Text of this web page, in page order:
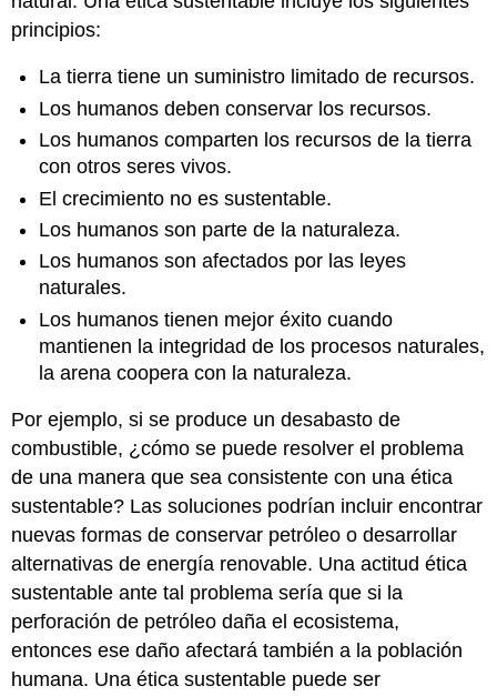
principios:
La tierra tiene un suministro limitado de recursos.
Los humanos deben conservar los recursos.
Los humanos comparten los recursos de la tierra
con otros seres vivos.
El crecimiento no es sustentable.
Los humanos son parte de la naturaleza.
Los humanos son afectados por las leyes
naturales.
Los humanos tienen mejor éxito cuando
mantienen la integridad de los procesos naturales,
la arena coopera con la naturaleza.
Por ejemplo, si se produce un desabasto de
combustible, ¿cómo se puede resolver el problema
de una manera que sea consistente con una ética
sustentable? Las soluciones podrían incluir encontrar
nuevas formas de conservar petróleo o desarrollar
alternativas de energía renovable. Una actitud ética
sustentable ante tal problema sería que si la
perforación de petróleo daña el ecosistema,
entonces ese daño afectará también a la población
humana. Una ética sustentable puede ser